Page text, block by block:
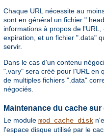
Chaque URL nécessite au
sont en général un fichier
informations à propos de
expiration, et un fichier ".data"
servir.
Dans le cas d'un contenu
".vary" sera créé pour l'URL en
de multiples fichiers ".data"
négociés.
Maintenance du cache
Le module mod_cache_disk
l'espace disque utilisé par le